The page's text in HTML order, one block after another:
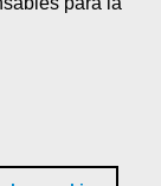
75h.
y